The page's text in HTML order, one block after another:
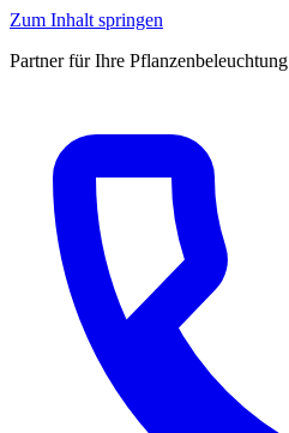
Zum Inhalt springen
Partner für Ihre Pflanzenbeleuchtung